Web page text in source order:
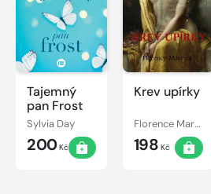
Tajemný
pan Frost
Sylvia Day
200Kč
Krev upírky
Florence Marryat
198 Kč